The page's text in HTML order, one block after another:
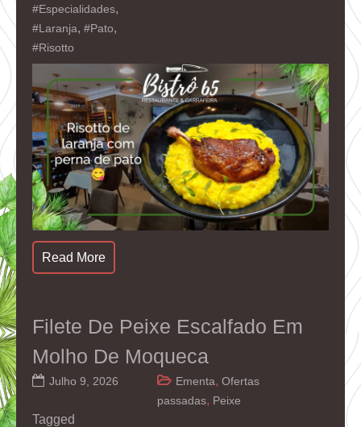
#Especialidades,
#Laranja, #Pato,
#Risotto
Read More
Filete De Peixe Escalfado Em
Molho De Moqueca
Julho 9, 2026 Ementa, Ofertas
passadas, Peixe
Tagged